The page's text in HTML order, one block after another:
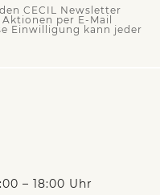
CECIL Newsletter
per E-Mail
Einwilligung kann jeder
– 18:00 Uhr